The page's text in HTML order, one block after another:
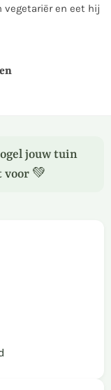
vegetariër en eet hij
jouw tuin
voor 💚